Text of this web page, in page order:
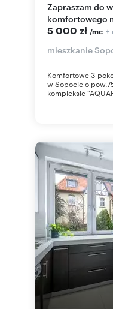
Zapraszam do wynajęcia 75 m²
komfortowego
5 000 zł /mc +
mieszkanie
Komfortowe 3-
w Sopocie o
kompleksie